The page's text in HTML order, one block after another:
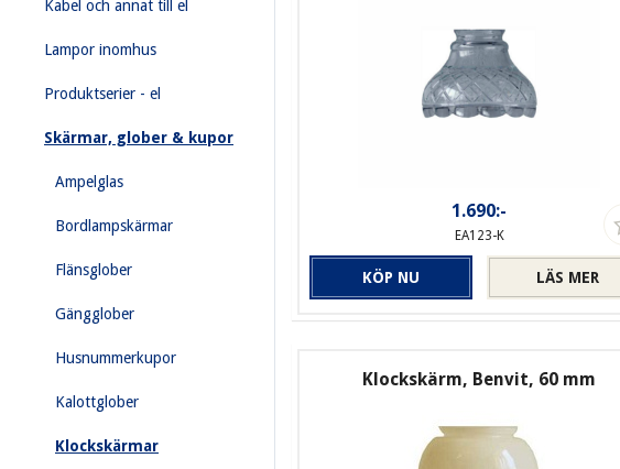
Kabel och annat till el
Lampor inomhus
Produktserier - el
Skärmar, glober & kupor
Ampelglas
Bordlampskärmar
Flänsglober
Gängglober
Husnummerkupor
Kalottglober
Klockskärmar
1.690:-
EA123-K
LÄS MER
KÖP NU
Klockskärm, Benvit, 60 mm